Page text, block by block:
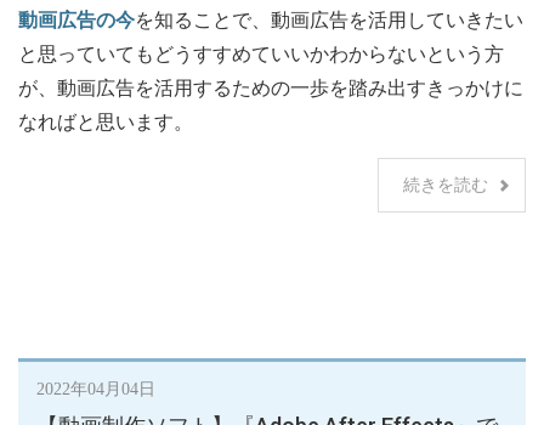
動画広告の今を知ることで、動画広告を活用していきたい
と思っていてもどうすすめていいかわからないという方
が、動画広告を活用するための一歩を踏み出すきっかけに
なればと思います。
続きを読む
2022年04月04日